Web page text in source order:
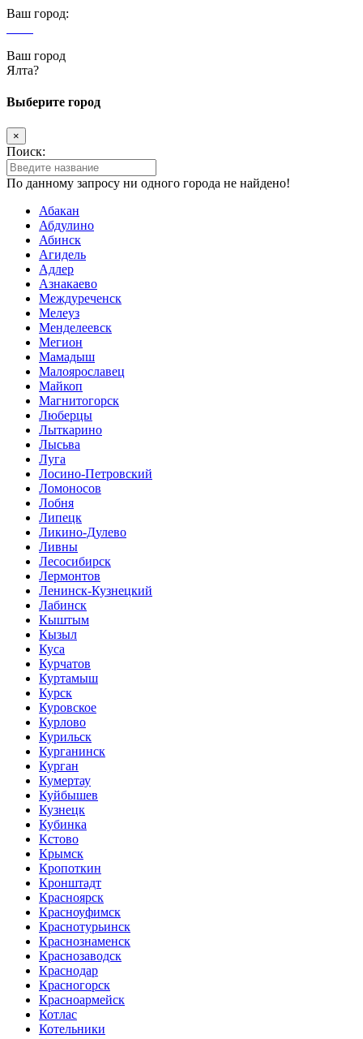
Ваш город:
Ваш город
Ялта?
Выберите город
×
Поиск:
По данному запросу ни одного города не найдено!
Абакан
Абдулино
Абинск
Агидель
Адлер
Азнакаево
Междуреченск
Мелеуз
Менделеевск
Мегион
Мамадыш
Малоярославец
Майкоп
Магнитогорск
Люберцы
Лыткарино
Лысьва
Луга
Лосино-Петровский
Ломоносов
Лобня
Липецк
Ликино-Дулево
Ливны
Лесосибирск
Лермонтов
Ленинск-Кузнецкий
Лабинск
Кыштым
Кызыл
Куса
Курчатов
Куртамыш
Курск
Куровское
Курлово
Курильск
Курганинск
Курган
Кумертау
Куйбышев
Кузнецк
Кубинка
Кстово
Крымск
Кропоткин
Кронштадт
Красноярск
Красноуфимск
Краснотурьинск
Краснознаменск
Краснозаводск
Краснодар
Красногорск
Красноармейск
Котлас
Котельники